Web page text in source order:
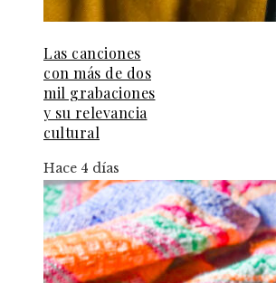
Las canciones
con más de dos
mil grabaciones
y su relevancia
cultural
Hace 4 días